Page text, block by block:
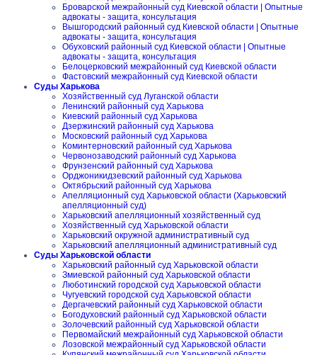
Броварской межрайонный суд Киевской области | Опытные
адвокаты - защита, консультация
Вышгородский районный суд Киевской области | Опытные
адвокаты - защита, консультация
Обуховский районный суд Киевской области | Опытные
адвокаты - защита, консультация
Белоцерковский межрайонный суд Киевской области
Фастовский межрайонный суд Киевской области
Суды Харькова
Хозяйственный суд Луганской области
Ленинский районный суд Харькова
Киевский районный суд Харькова
Дзержинский районный суд Харькова
Московский районный суд Харькова
Коминтерновский районный суд Харькова
Червонозаводский районный суд Харькова
Фрунзенский районный суд Харькова
Орджоникидзевский районный суд Харькова
Октябрьский районный суд Харькова
Апелляционный суд Харьковской области (Харьковский
апелляционный суд)
Харьковский апелляционный хозяйственный суд
Хозяйственный суд Харьковской области
Харьковский окружной административный суд
Харьковский апелляционный административный суд
Суды Харьковской области
Харьковский районный суд Харьковской области
Змиевской районный суд Харьковской области
Люботинский городской суд Харьковской области
Чугуевский городской суд Харьковской области
Дергачевский районный суд Харьковской области
Богодуховский районный суд Харьковской области
Золочевский районный суд Харьковской области
Первомайский межрайонный суд Харьковской области
Лозовской межрайонный суд Харьковской области